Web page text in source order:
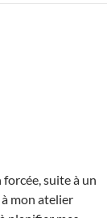
suite à un
mon atelier